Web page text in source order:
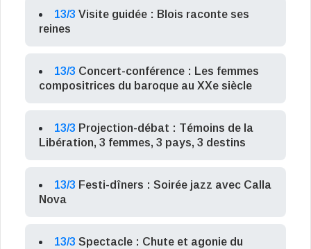
13/3 Visite guidée : Blois raconte ses
reines
13/3 Concert-conférence : Les femmes
compositrices du baroque au XXe siècle
13/3 Projection-débat : Témoins de la
Libération, 3 femmes, 3 pays, 3 destins
13/3 Festi-dîners : Soirée jazz avec Calla
Nova
13/3 Spectacle : Chute et agonie du